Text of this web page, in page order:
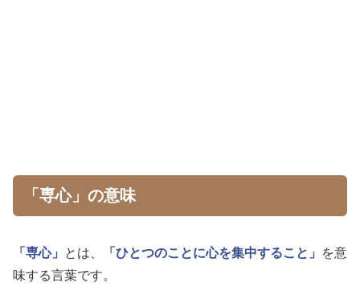
「専心」の意味
「専心」 とは、 「ひとつのことに心を集中すること」
を意
味する言葉です。